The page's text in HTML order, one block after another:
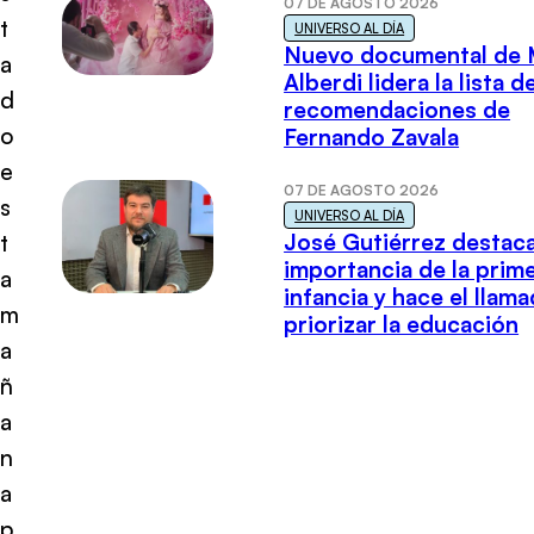
t
a
d
o
e
s
t
a
m
a
ñ
a
n
a
UNIVERSO AL DÍA
Nuevo documental de
Alberdi lidera la lista
recomendaciones de
Fernando Zavala
07 DE AGOSTO 2026
UNIVERSO AL DÍA
José Gutiérrez
importancia de la
infancia y hace el
priorizar la educación